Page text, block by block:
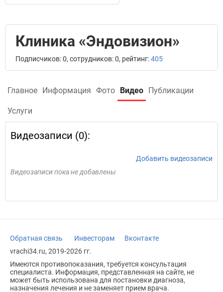
Клиника «Эндовизион»
Подписчиков: 0, сотрудников: 0, рейтинг:405
Главное Информация Фото Видео Публикации
Услуги
Видеозаписи (0):
Добавить видеозаписи
Видеозаписи пока не добавлены
Обратная связь Инвесторам
Вконтакте
vrachi34.ru, 2019-2026 гг.
Имеются противопоказания, требуется консультация
специалиста. Информация, представленная на сайте, не
может быть использована для постановки диагноза,
назначения лечения и не заменяет прием врача.